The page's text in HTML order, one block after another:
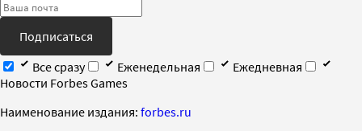
Подписаться
Все сразу
Еженедельная
Ежедневная
Новости Forbes Games
Наименование издания: forbes.ru